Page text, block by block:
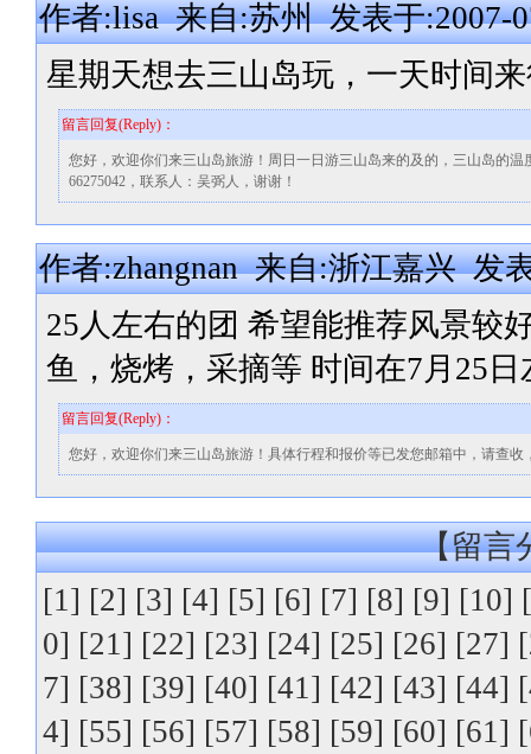
作者:lisa 来自:苏州 发表于:2007-
星期天想去三山岛玩，一天时间
留言回复(Reply)：
您好，欢迎你们来三山岛旅游！周日一日游三山岛来的及的，三山岛的
66275042，联系人：吴弼人，谢谢！
作者:zhangnan 来自:浙江嘉兴 发
25人左右的团 希望能推荐风景较
鱼，烧烤，采摘等 时间在7月25
留言回复(Reply)：
您好，欢迎你们来三山岛旅游！具体行程和报价等已发您邮箱中，请查收
【留言
[1] [2] [3] [4] [5] [6] [7] [8] [9] [10]
0] [21] [22] [23] [24] [25] [26] [27]
7] [38] [39] [40] [41] [42] [43] [44]
4] [55] [56] [57] [58] [59] [60] [61]